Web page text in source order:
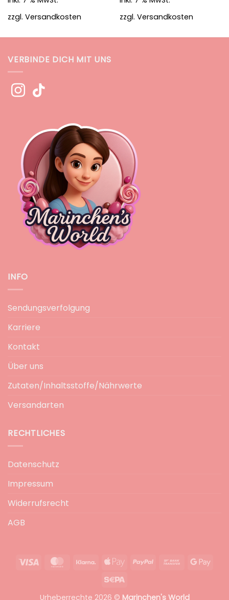
zzgl. Versandkosten
zzgl. Versandkosten
VERBINDE DICH MIT UNS
INFO
Sendungsverfolgung
Karriere
Kontakt
Über uns
Zutaten/Inhaltsstoffe/Nährwerte
Versandarten
RECHTLICHES
Datenschutz
Impressum
Widerrufsrecht
AGB
Visa MasterCardKlarna Apple
PayPal
Bank
Urheberrechte 2026 © Marinchen's World